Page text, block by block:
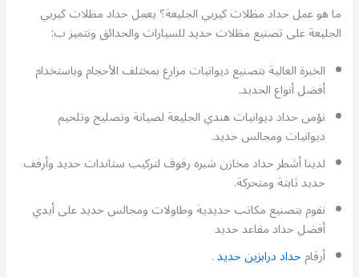
ما هو عمل حداد مظلات كيربي الجليعة؟ يعمل حداد مظلات كيربي
الجليعة على تصنيع مظلات حديد للسيارات والحدائق ونتميز ب:
الخبرة العالية بتصنيع ديوانيات مزارع بمختلف الأحجام وباستخدام
أفضل أنواع الحديد.
نؤمن حداد ديوانيات هندي الجليعة لصيانة وتصليح وتلحيم
ديوانيات ومجالس حديد.
لدينا أشطر حداد مخازن شبره رفوف لتركيب ستاندات حديد وأرفف
حديد ثابتة ومتحركة.
نقوم بتصنيع مكاتب حديدية وطاولات ومجالس حديد على أيدي
أفضل حداد مقاعد حديد
أرقامحداد درابزين حديد.